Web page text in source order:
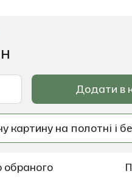
Додати в
картину на полотні і
обраного